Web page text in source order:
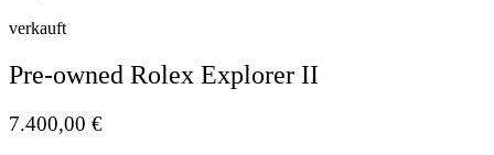
verkauft
Pre-owned Rolex Explorer II
7.400,00 €